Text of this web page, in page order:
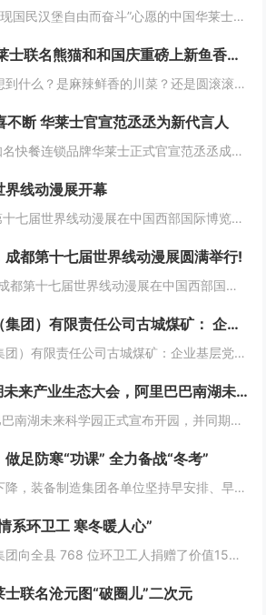
20年前许下“为实现国民汉堡自由而奋斗”心愿的中国华莱士可能没有想到，2024年华莱士汉堡价格居然“卷”出了首店开业的价格！9月1日，“2024华华汉堡节”正式开启，而此次汉堡节，华莱士也是下了“血本”来回馈「华门信徒」，10块钱就能吃到3...
正宗才对味 华莱士联名熊猫和和国庆重磅上新鱼香肉丝鸡腿堡
说到四川，你会想到什么？是麻辣鲜香的川菜？还是圆滚滚可爱的国宝“胖达”？华莱士寻味中国系列终于来到了川蜀之地，与央视动漫熊猫和和联名，9月20日重磅上新华莱士川蜀鱼香肉丝风味鸡腿堡，从舌尖出发，探寻川蜀美食的“灵魂”。中国华莱士一直秉承着传...
不断 华莱士官宣范丞丞为新代言人
2月29日，我国知名快餐连锁品牌华莱士正式官宣范丞丞成为中国华莱士的品牌代言人。配合官宣，华莱士携手范丞丞发布了全新的品牌TVC，还为范丞丞的粉丝们量身定制了“丞意满满”的惊喜，与范丞丞共同开启创意十足的“春日之旅”。“丞”至金开，共掀美食...
界线动漫展开幕
10月4日，成都第十七届世界线动漫展在中国西部国际博览城开幕。本届展会以“逐浪追风，记秋航行”为主题，涵盖品牌展商互动、主题游戏体验、沉浸主题摄影、声优大赛、电竞比赛、嘉宾签售、主题巡游和IP周边销售等核心内容。展会服务继续升级！成都第十七...
成都第十七届世界线动漫展圆满举行!
10月4日至7日，成都第十七届世界线动漫展在中国西部国际博览城成功举行。世界线动漫展是成都本土市场孕育的动漫展会，凭借独特的游戏体验和品牌展商互动内容，在年轻二次元人群好评如潮，成为了西部地区受众人数最多、规模最大的动漫展会。成都第十七届世...
山西潞安矿业（集团）有限责任公司古城煤矿： 企业基层党组织如何围绕中心工作发挥宣传赋能作用
山西潞安矿业（集团）有限责任公司古城煤矿：企业基层党组织如何围绕中心工作发挥宣传赋能作用 习近平总书记指出，做好新形势下宣传思想工作，必须自觉承担起举旗帜、聚民心、育新人、兴文化、展形象的使命任务，这为国企做好宣传思想工作提供了根...
“问道未来”南湖未来产业生态大会，阿里巴巴南湖未来科学园正式宣布开园
12月6日，阿里巴巴南湖未来科学园正式宣布开园，并同期举办了“问道未来——南湖未来产业生态大会”。此次活动中，由阿里巴巴达摩院主导的湖畔实验室、中国科学院院士叶志镇团队、西湖大学裴端卿教授实验室等共计106家科技创新企业及实验室正式入驻并举...
足防寒“功课” 全力备战“冬考”
随着气温的逐渐下降，装备制造集团各单位坚持早安排、早准备、早落实，超前部署、多措并举做好防冻保暖工作，全力保障冬季生产安全稳定运行。“报告值班长，井口热风机组经过全面检修维护，昨天进行了试运转，一切正常。”寺河煤矿二号井机电运行工区班前会上...
系环卫工 寒冬暖人心”
近日，平遥牛肉集团向全县 768 位环卫工人捐赠了价值15万余元的保暖衣和保温杯。这一善举主要源于对环卫工人辛勤付出的由衷敬意。他们每日穿梭在平遥的大街小巷，无畏寒暑，为城市的整洁默默奉献，这种精神深深触动了平遥牛肉集团...
联名沧元图“破圈儿”二次元